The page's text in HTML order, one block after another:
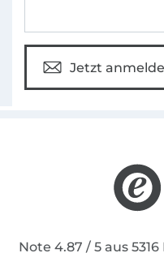
Jetzt
Note 4.87 / 5 aus